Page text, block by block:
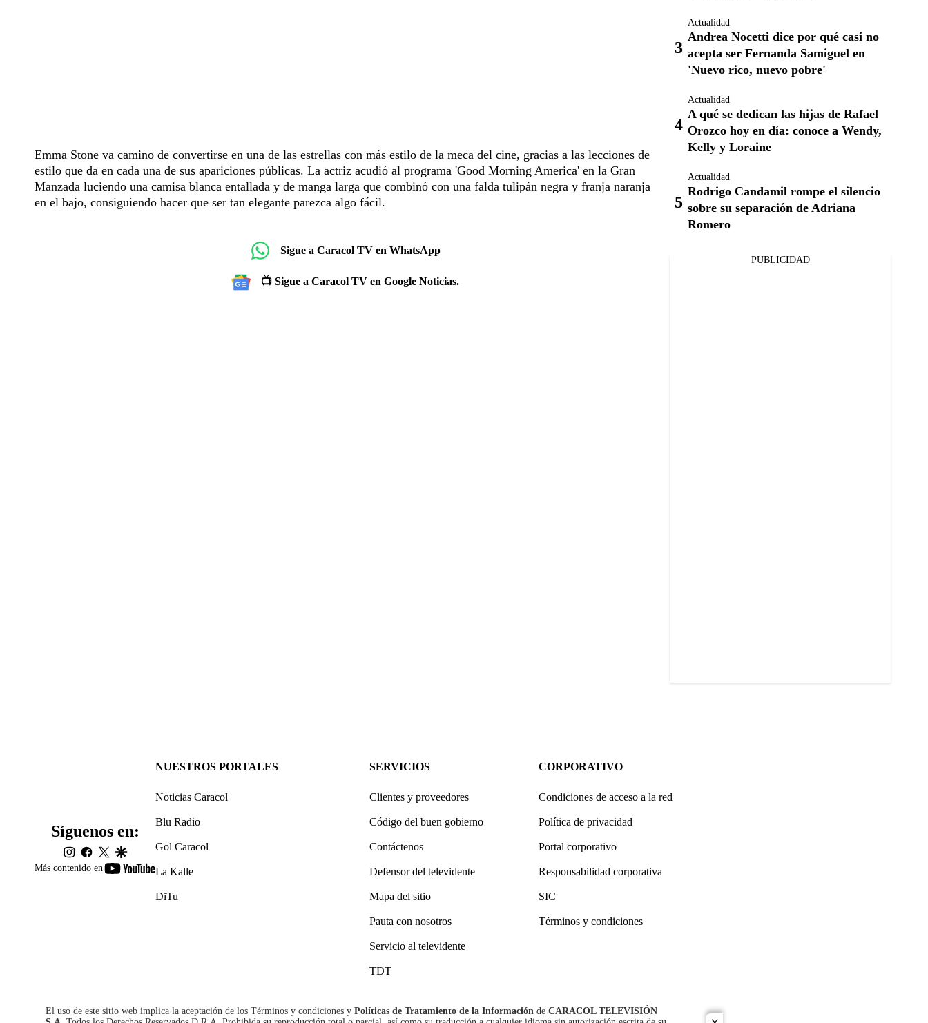
Emma Stone va camino de convertirse en una de las estrellas con más estilo de la meca del cine, gracias a las lecciones de
estilo que da en cada una de sus apariciones públicas. La actriz acudió al programa 'Good Morning America' en la Gran
Manzada luciendo una camisa blanca entallada y de manga larga que combinó con una falda tulipán negra y franja naranja
en el bajo, consiguiendo hacer que ser tan elegante parezca algo fácil.
Sigue a Caracol TV en WhatsApp
📺 Sigue a Caracol TV en Google Noticias.
Actualidad
Andrea Nocetti dice por qué casi no
acepta ser Fernanda Samiguel en
'Nuevo rico, nuevo pobre'
Actualidad
A qué se dedican las hijas de Rafael
Orozco hoy en día: conoce a Wendy,
Kelly y Loraine
Actualidad
Rodrigo Candamil rompe el silencio
sobre su separación de Adriana
Romero
PUBLICIDAD
Más contenido en
youtube-
Síguenos en:
instagram
facebook
twittergoogle
NUESTROS PORTALES
Noticias Caracol
Blu Radio
Gol Caracol
La Kalle
DiTu
SERVICIOS
Clientes y proveedores
Código del buen gobierno
Contáctenos
Defensor del televidente
Mapa del sitio
Pauta con nosotros
Servicio al televidente
TDT
CORPORATIVO
Condiciones de acceso a la red
Política de privacidad
Portal corporativo
Responsabilidad corporativa
SIC
Términos y condiciones
El uso de este sitio web implica la aceptación de los Términos y condiciones y Políticas de Tratamiento de la Información de CARACOL TELEVISIÓN